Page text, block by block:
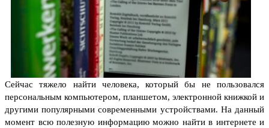
Сейчас тяжело найти человека, который бы не пользовался
персональным компьютером, планшетом, электронной книжкой и
другими популярными современными устройствами. На данный
момент всю полезную информацию можно найти в интернете и